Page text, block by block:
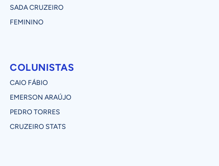
SADA CRUZEIRO
FEMININO
COLUNISTAS
CAIO FÁBIO
EMERSON ARAÚJO
PEDRO TORRES
CRUZEIRO STATS